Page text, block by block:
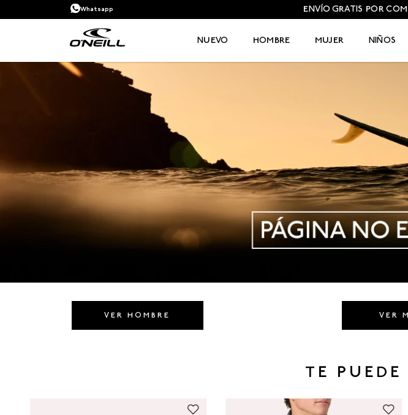
ENVÍO GRATIS POR
Whatsapp
NUEVO HOMBRE MUJER NIÑOS
VER HOMBRE VER
TE PUEDE
TÉRMINOS MÁS BUSCADOS
3 SANDALIAS
8. GORRAS